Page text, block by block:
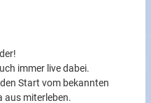
immer live dabei.
Start vom bekannten
aus miterleben.